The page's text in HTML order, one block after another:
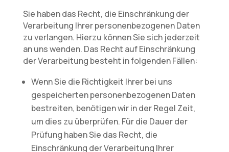
Sie haben das Recht, die Einschränkung der
Verarbeitung Ihrer personenbezogenen Daten
zu verlangen. Hierzu können Sie sich jederzeit
an uns wenden. Das Recht auf Einschränkung
der Verarbeitung besteht in folgenden Fällen:
Wenn Sie die Richtigkeit Ihrer bei uns
gespeicherten personenbezogenen Daten
bestreiten, benötigen wir in der Regel Zeit,
um dies zu überprüfen. Für die Dauer der
Prüfung haben Sie das Recht, die
Einschränkung der Verarbeitung Ihrer